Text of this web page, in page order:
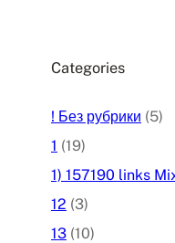
Categories
! Без рубрики (5)
1 (19)
1) 157190 links
12 (3)
13 (10)